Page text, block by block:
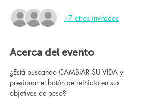
+7 otros invitados
Acerca del evento
¿Está buscando CAMBIAR SU VIDA y
presionar el botón de reinicio en sus
objetivos de peso?